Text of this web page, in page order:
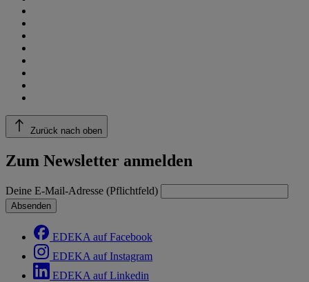
Zurück nach oben
Zum Newsletter anmelden
Deine E-Mail-Adresse (Pflichtfeld)
Absenden
EDEKA auf Facebook
EDEKA auf Instagram
EDEKA auf Linkedin